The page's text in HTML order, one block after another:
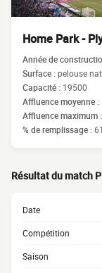
Home Park -
Année de
Surface :pelouse
Capacité : 19500
Affluence moyenne :
Affluence maximum :
% de remplissage :61
Résultat du match
Date
Compétition
Saison